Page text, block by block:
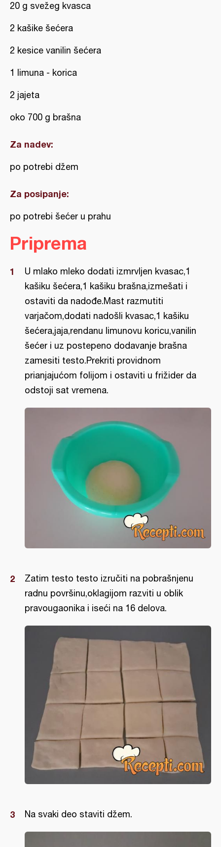
20 g svežeg kvasca
2 kašike šećera
2 kesice vanilin šećera
1 limuna - korica
2 jajeta
oko 700 g brašna
Za nadev:
po potrebi džem
Za posipanje:
po potrebi šećer u prahu
Priprema
U mlako mleko dodati izmrvljen kvasac,1
kašiku šećera,1 kašiku brašna,izmešati i
ostaviti da nadođe.Mast razmutiti
varjačom,dodati nadošli kvasac,1 kašiku
šećera,jaja,rendanu limunovu koricu,vanilin
šećer i uz postepeno dodavanje brašna
zamesiti testo.Prekriti providnom
prianjajućom folijom i ostaviti u frižider da
odstoji sat vremena.
Zatim testo testo izručiti na pobrašnjenu
radnu površinu,oklagijom razviti u oblik
pravougaonika i iseći na 16 delova.
Na svaki deo staviti džem.